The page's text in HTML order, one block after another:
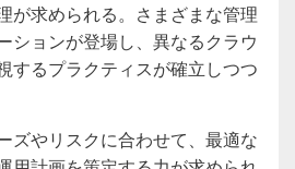
が求められる。さまざまな管理
ションが登場し、異なるクラウ
するプラクティスが確立しつつ
ズやリスクに合わせて、最適な